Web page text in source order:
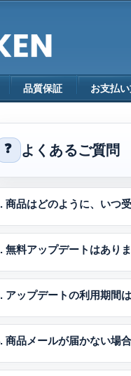
品質保証 お支払
❓ よくあるご質問
商品はどのように、いつ
無料アップデートはあり
アップデートの利用期間
商品メールが届かない場